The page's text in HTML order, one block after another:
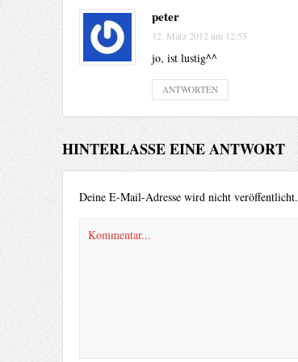
peter
12. März 2012 um 12:55
jo, ist lustig^^
ANTWORTEN
HINTERLASSE EINE ANTWORT
Deine E-Mail-Adresse wird nicht veröffentlicht.